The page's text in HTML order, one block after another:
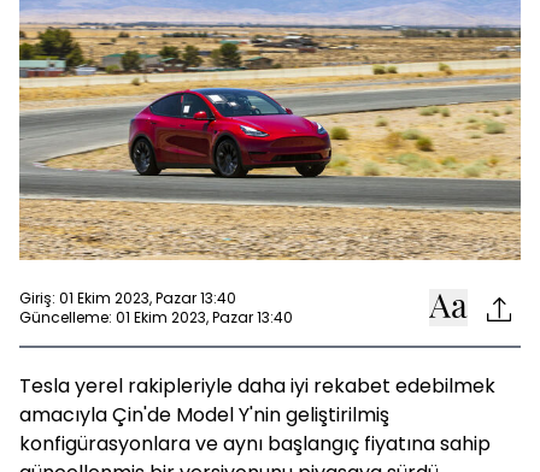
Giriş: 01 Ekim 2023, Pazar 13:40
Güncelleme: 01 Ekim 2023, Pazar 13:40
Tesla yerel rakipleriyle daha iyi rekabet edebilmek
amacıyla Çin'de Model Y'nin geliştirilmiş
konfigürasyonlara ve aynı başlangıç fiyatına sahip